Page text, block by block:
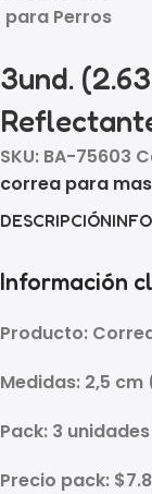
3und.
SKU: BA-75603
correa para
DESCRIPCIÓN
Información
Producto:
Medidas: 2,5 cm
Pack: 3 unidades
Precio pack: